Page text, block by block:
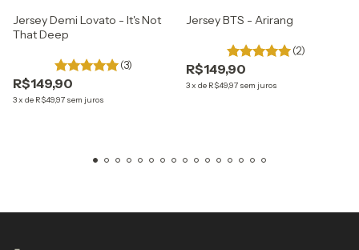
Jersey Demi Lovato - It's Not
That Deep
(3)
R$149,90
3x de R$49,97 sem juros
Jersey BTS - Arirang
(2)
R$149,90
3x de R$49,97 sem juros